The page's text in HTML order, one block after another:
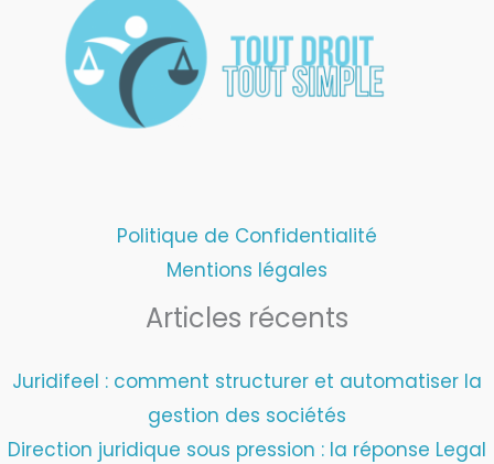
Politique de Confidentialité
Mentions légales
Articles récents
Juridifeel : comment structurer et automatiser la
gestion des sociétés
Direction juridique sous pression : la réponse Legal